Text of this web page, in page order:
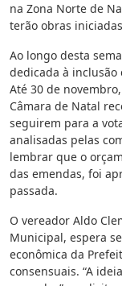
na Zona Norte de
terão obras
Ao longo desta
dedicada à inclusão
Até 30 de
Câmara de Natal
seguirem para a
analisadas pelas
lembrar que o
das emendas, foi
passada.
O vereador Aldo
Municipal, espera
econômica da
consensuais. “A